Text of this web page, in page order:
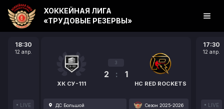
18:30
12 апр.
LIVE
ХК СУ-111
3
2 : 1
HC RED ROCKETS
ДС Большой Сезон 2025-2026
17:30
12 апр.
LIVE
ХОККЕЙНАЯ ЛИГА
«ТРУДОВЫЕ РЕЗЕРВЫ»